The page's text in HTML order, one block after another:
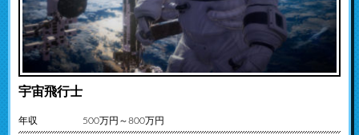
宇宙飛行士
年収 500万円～800万円